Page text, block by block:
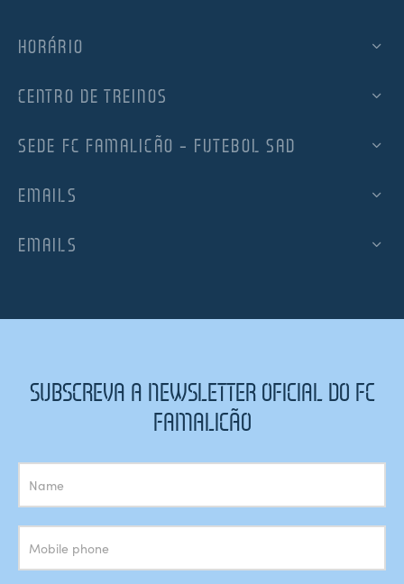
HORÁRIO
CENTRO DE TREINOS
SEDE FC FAMALICÃO – FUTEBOL SAD
EMAILS
EMAILS
SUBSCREVA A NEWSLETTER OFICIAL DO FC
FAMALICÃO
Subscrição
Newsletter